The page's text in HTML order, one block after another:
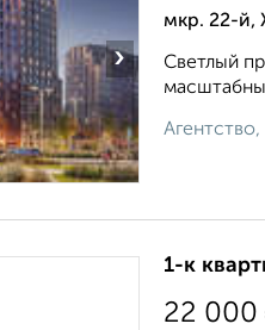
›
мкр. 22-й,
Светлый
1-к
22 000